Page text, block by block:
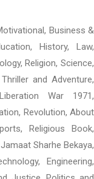
Business &
History, Law,
Religion, Science,
and Adventure,
War 1971,
Revolution, About
Religious Book,
Sharhe Bekaya,
Engineering,